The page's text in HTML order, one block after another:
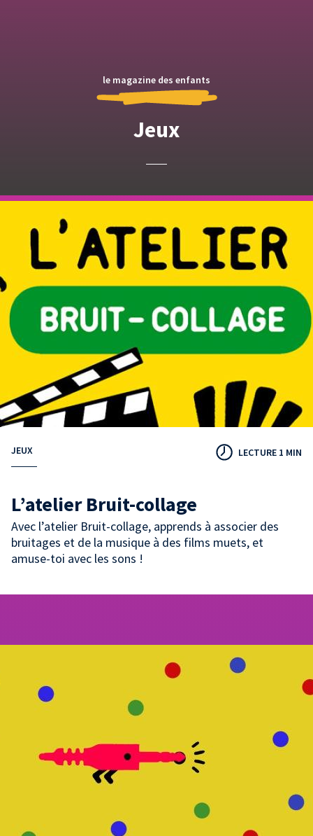
le magazine des enfants
Jeux
JEUX LECTURE 1 MIN
L’atelier Bruit-collage
Avec l’atelier Bruit-collage, apprends à associer des
bruitages et de la musique à des films muets, et
amuse-toi avec les sons !